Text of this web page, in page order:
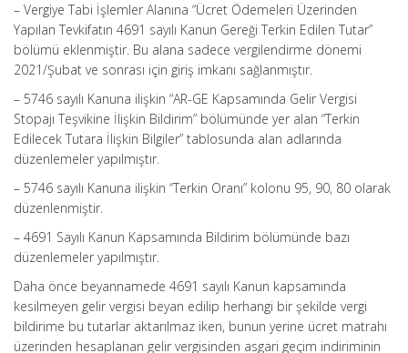
– Vergiye Tabi İşlemler Alanına “Ücret Ödemeleri Üzerinden
Yapılan Tevkifatın 4691 sayılı Kanun Gereği Terkin Edilen Tutar”
bölümü eklenmiştir. Bu alana sadece vergilendirme dönemi
2021/Şubat ve sonrası için giriş imkanı sağlanmıştır.
– 5746 sayılı Kanuna ilişkin “AR-GE Kapsamında Gelir Vergisi
Stopajı Teşvikine İlişkin Bildirim” bölümünde yer alan “Terkin
Edilecek Tutara İlişkin Bilgiler” tablosunda alan adlarında
düzenlemeler yapılmıştır.
– 5746 sayılı Kanuna ilişkin “Terkin Oranı” kolonu 95, 90, 80 olarak
düzenlenmiştir.
– 4691 Sayılı Kanun Kapsamında Bildirim bölümünde bazı
düzenlemeler yapılmıştır.
Daha önce beyannamede 4691 sayılı Kanun kapsamında
kesilmeyen gelir vergisi beyan edilip herhangi bir şekilde vergi
bildirime bu tutarlar aktarılmaz iken, bunun yerine ücret matrahı
üzerinden hesaplanan gelir vergisinden asgari geçim indiriminin